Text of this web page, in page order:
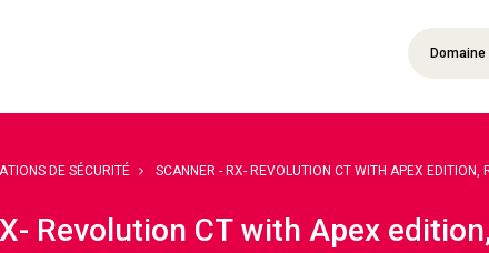
DE SÉCURITÉ SCANNER - RX- REVOLUTION CT WITH APEX EDITION,
Revolution CT with Apex